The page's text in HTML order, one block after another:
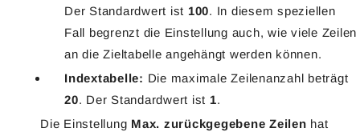
Der Standardwert ist 100. In diesem speziellen
Fall begrenzt die Einstellung auch, wie viele Zeilen
an die Zieltabelle angehängt werden können.
Indextabelle: Die maximale Zeilenanzahl beträgt
20. Der Standardwert ist 1.
Die Einstellung Max. zurückgegebene Zeilen hat